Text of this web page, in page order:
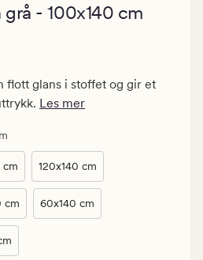
- 100x140 cm
flott glans i stoffet og gir et
Les mer
cm 120x140 cm
cm 60x140 cm